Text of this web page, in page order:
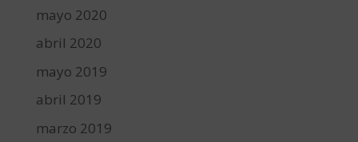
mayo 2020
abril 2020
mayo 2019
abril 2019
marzo 2019